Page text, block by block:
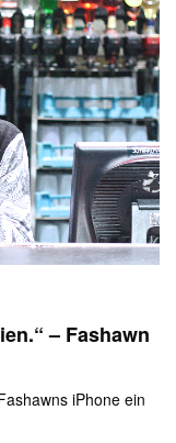
– Fashawn
iPhone ein